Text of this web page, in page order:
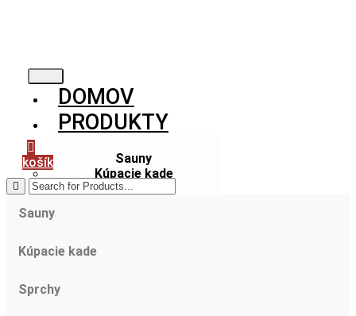
DOMOV
PRODUKTY
Sauny
Kúpacie kade
Sprchy
ZAUJÍMAVOSTI
košík
Sauny
Kúpacie kade
Sprchy